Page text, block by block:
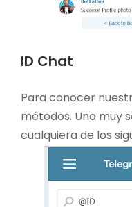
ID Chat
Para conocer
métodos. Uno muy
cualquiera de los